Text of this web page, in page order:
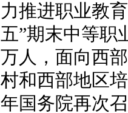
力推进职业教
五”期末中等职
万人，面向西
村和西部地区
年国务院再次